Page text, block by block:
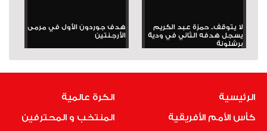
لا يتوقف.. حمزة عبد الكريم
يسجل هدفه الثاني في ودية
برشلونة
هدف جوردون الأول في مرمى
الأرجنتين
الرئيسية
كأس الأمم الأفريقية
الكرة عالمية
المنتخب و المحترفين